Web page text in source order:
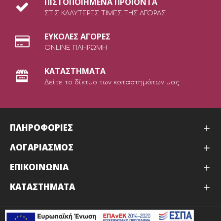
ΣΤΙΣ ΚΑΛΥΤΕΡΕΣ ΤΙΜΕΣ ΤΗΣ ΑΓΟΡΑΣ
ΕΥΚΟΛΕΣ ΑΓΟΡΕΣ
ONLINE ΠΛΗΡΩΜΗ
ΚΑΤΑΣΤΗΜΑΤΑ
Δείτε το δίκτυο των καταστημάτων μας
ΠΛΗΡΟΦΟΡΙΕΣ
ΛΟΓΑΡΙΑΣΜΟΣ
ΕΠΙΚΟΙΝΩΝΙΑ
ΚΑΤΑΣΤΉΜΑΤΑ